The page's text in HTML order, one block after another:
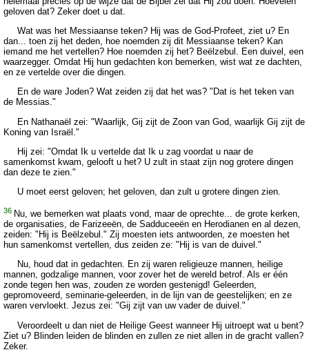
geloven dat? Zeker doet u dat.
Wat was het Messiaanse teken? Hij was de God-Profeet, ziet u? En
dan... toen zij het deden, hoe noemden zij dit Messiaanse teken? Kan
iemand me het vertellen? Hoe noemden zij het? Beëlzebul. Een duivel, een
waarzegger. Omdat Hij hun gedachten kon bemerken, wist wat ze dachten,
en ze vertelde over die dingen.
En de ware Joden? Wat zeiden zij dat het was? "Dat is het teken van
de Messias."
En Nathanaël zei: "Waarlijk, Gij zijt de Zoon van God, waarlijk Gij zijt de
Koning van Israël."
Hij zei: "Omdat Ik u vertelde dat Ik u zag voordat u naar de
samenkomst kwam, gelooft u het? U zult in staat zijn nog grotere dingen
dan deze te zien."
U moet eerst geloven; het geloven, dan zult u grotere dingen zien.
36 Nu, we bemerken wat plaats vond, maar de oprechte... de grote kerken,
de organisaties, de Farizeeën, de Sadduceeën en Herodianen en al dezen,
zeiden: "Hij is Beëlzebul." Zij moesten iets antwoorden, ze moesten het
hun samenkomst vertellen, dus zeiden ze: "Hij is van de duivel."
Nu, houd dat in gedachten. En zij waren religieuze mannen, heilige
mannen, godzalige mannen, voor zover het de wereld betrof. Als er één
zonde tegen hen was, zouden ze worden gestenigd! Geleerden,
gepromoveerd, seminarie-geleerden, in de lijn van de geestelijken; en ze
waren vervloekt. Jezus zei: "Gij zijt van uw vader de duivel."
Veroordeelt u dan niet de Heilige Geest wanneer Hij uitroept wat u bent?
Ziet u? Blinden leiden de blinden en zullen ze niet allen in de gracht vallen?
Zeker.